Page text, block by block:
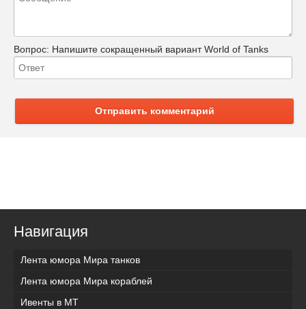
Вопрос: Напишите сокращенный вариант World of Tanks
Отправить комментарий
Навигация
Лента юмора Мира танков
Лента юмора Мира кораблей
Ивенты в МТ